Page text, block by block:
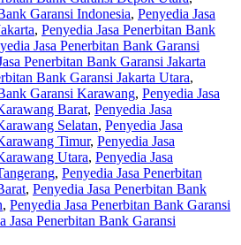
Garansi Indonesia, Penyedia Jasa
, Penyedia Jasa Penerbitan Bank
Jasa Penerbitan Bank Garansi
Penerbitan Bank Garansi Jakarta
Bank Garansi Jakarta Utara,
Garansi Karawang, Penyedia Jasa
Barat, Penyedia Jasa
Selatan, Penyedia Jasa
Timur, Penyedia Jasa
Utara, Penyedia Jasa
, Penyedia Jasa Penerbitan
, Penyedia Jasa Penerbitan Bank
, Penyedia Jasa Penerbitan Bank Garansi
Jasa Penerbitan Bank Garansi